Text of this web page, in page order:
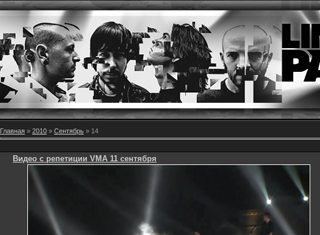
Главная » 2010 » Сентябрь » 14
Видео с репетиции VMA 11 сентября